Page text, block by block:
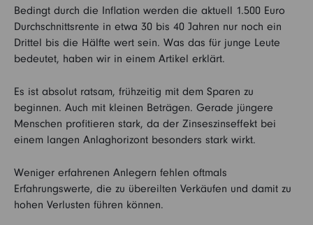
Bedingt durch die Inflation werden die aktuell 1.500 Euro
Durchschnittsrente in etwa 30 bis 40 Jahren nur noch ein
Drittel bis die Hälfte wert sein. Was das für junge Leute
bedeutet, haben wir in einem Artikel erklärt.
Es ist absolut ratsam, frühzeitig mit dem Sparen zu
beginnen. Auch mit kleinen Beträgen. Gerade jüngere
Menschen profitieren stark, da der Zinseszinseffekt bei
einem langen Anlaghorizont besonders stark wirkt.
Weniger erfahrenen Anlegern fehlen oftmals
Erfahrungswerte, die zu übereilten Verkäufen und damit zu
hohen Verlusten führen können.